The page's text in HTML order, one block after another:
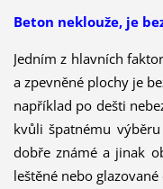
Beton neklouže, je
Jedním z hlavních
a zpevněné plochy je
například po dešti
kvůli špatnému
dobře známé a jinak
leštěné nebo